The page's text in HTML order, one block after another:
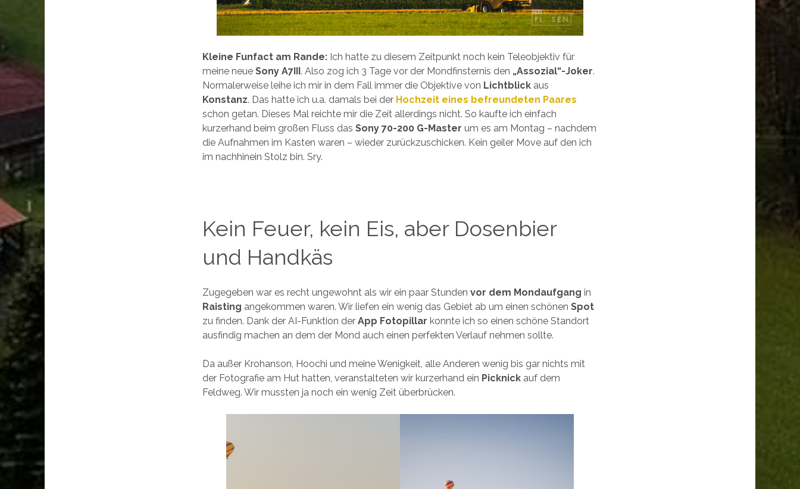
Kleine Funfact am Rande: Ich hatte zu diesem Zeitpunkt noch kein Teleobjektiv für
meine neueSony A7III. Also zog ich 3 Tage vor der Mondfinsternis den „Assozial“-Joker.
Normalerweise leihe ich mir in dem Fall immer die Objektive von Lichtblick aus
Konstanz. Das hatte ich u.a. damals bei der Hochzeit eines befreundeten Paares
schon getan. Dieses Mal reichte mir die Zeit allerdings nicht. So kaufte ich einfach
kurzerhand beim großen Fluss dasSony 70-200 G-Master um es am Montag – nachdem
die Aufnahmen im Kasten waren – wieder zurückzuschicken. Kein geiler Move auf den ich
im nachhinein Stolz bin. Sry.
Kein Feuer, kein Eis, aber Dosenbier
und Handkäs
Zugegeben war es recht ungewohnt als wir ein paar Stundenvor dem Mondaufgang in
Raisting angekommen waren. Wir liefen ein wenig das Gebiet ab um einen schönenSpot
zu finden. Dank der AI-Funktion derApp Fotopillarkonnte ich so einen schöne Standort
ausfindig machen an dem der Mond auch einen perfekten Verlauf nehmen sollte.
Da außer Krohanson, Hoochi und meine Wenigkeit, alle Anderen wenig bis gar nichts mit
der Fotografie am Hut hatten, veranstalteten wir kurzerhand ein Picknick auf dem
Feldweg. Wir mussten ja noch ein wenig Zeit überbrücken.